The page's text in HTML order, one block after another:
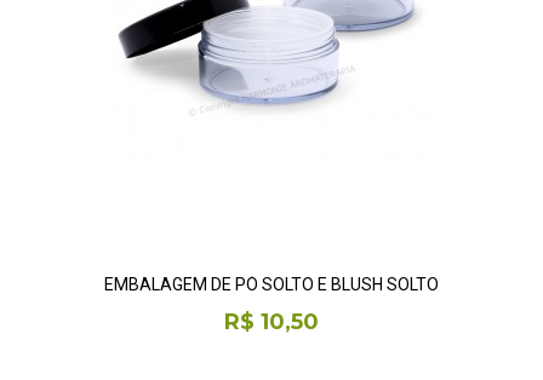
EMBALAGEM DE PÓ SOLTO E BLUSH SOLTO
R$ 10,50